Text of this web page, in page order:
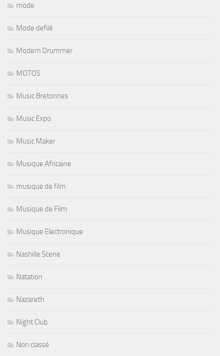
mode
Mode defilé
Modern Drummer
MOTOS
Music Bretonnes
Music Expo
Music Maker
Musique Africaine
musique de film
Musique de Film
Musique Electronique
Nashille Scene
Natation
Nazareth
Night Club
Non classé